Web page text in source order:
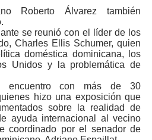
Roberto Álvarez también
se reunió con el líder de los
Charles Ellis Schumer, quien
doméstica dominicana, los
Unidos y la problemática de
encuentro con más de 30
hizo una exposición que
sobre la realidad de
ayuda internacional al vecino
coordinado por el senador de